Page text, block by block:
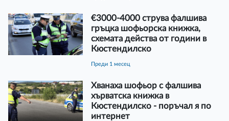
€3000-4000 струва фалшива
гръцка шофьорска книжка,
схемата действа от години в
Кюстендилско
преди 1 месец
Хванаха шофьор с фалшива
хърватска книжка в
Кюстендилско - поръчал я по
интернет